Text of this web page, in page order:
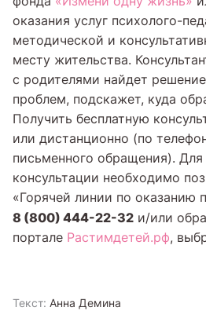
оказания услуг психолого-
методической и
месту жительства.
с родителями найдет
проблем, подскажет, куда
Получить бесплатную
или дистанционно (по
письменного обращения). Для
консультации необходимо
«Горячей линии по оказанию
8 (800) 444-22-32 и/или
портале Растимдетей.рф,
Текст: Анна Демина